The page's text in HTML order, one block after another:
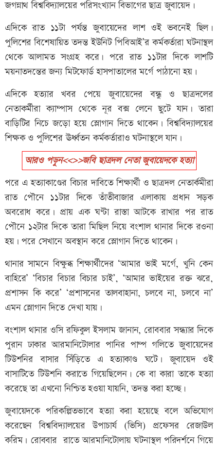
জগন্নাথ বিশ্ববিদ্যালয়ের পরিসংখ্যান বিভাগের ছাত্র জুবায়েদ।
এদিকে রাত ১১টা পর্যন্ত জুবায়েদের লাশ ওই ভবনেই ছিল।
পুলিশের বিশেষায়িত তদন্ত ইউনিট পিবিআই’র কর্মকর্তারা ঘটনাস্থল
থেকে আলামত সংগ্রহ করে। পরে রাত ১১টার দিকে লাশটি
ময়নাতদন্তের জন্য মিটফোর্ড হাসপাতালের মর্গে পাঠানো হয়।
এদিকে হত্যার খবর পেয়ে জুবায়েদের বন্ধু ও ছাত্রদলের
নেতাকর্মীরা ক্যাম্পাস থেকে নূর বক্স লেনে ছুটে যান। তারা
বাড়িটির নিচে জড়ো হয়ে স্লোগান দিতে থাকেন। বিশ্ববিদ্যালয়ের
শিক্ষক ও পুলিশের ঊর্ধ্বতন কর্মকর্তারাও ঘটনাস্থলে যান।
আরও পড়ুন<<>>জবি ছাত্রদল নেতা জুবায়েদকে হত্যা
পরে এ হত্যাকাণ্ডের বিচার দাবিতে শিক্ষার্থী ও ছাত্রদল নেতার্কমীরা
রাত পৌনে ১১টার দিকে তাঁতীবাজার এলাকায় প্রধান সড়ক
অবরোধ করে। প্রায় এক ঘণ্টা রাস্তা আটকে রাখার পর রাত
পৌনে ১২টার দিকে তারা মিছিল নিয়ে বংশাল থানার দিকে রওনা
হয়। পরে সেখানে অবস্থান করে স্লোগান দিতে থাকেন।
থানার সামনে বিক্ষুব্ধ শিক্ষার্থীদের ‘আমার ভাই মর্গে, খুনি কেন
বাহিরে’ ‘বিচার বিচার বিচার চাই’, ‘আমার ভাইয়ের রক্ত ঝরে,
প্রশাসন কি করে’ ‘প্রশাসনের তালবাহানা, চলবে না, চলবে না’
এমন স্লোগান দিতে দেখা যায়।
বংশাল থানার ওসি রফিকুল ইসলাম জানান, রোববার সন্ধ্যার দিকে
পুরান ঢাকার আরমানিটোলার পানির পাম্প গলিতে জুবায়েদের
টিউশনির বাসার সিঁড়িতে এ হত্যাকাণ্ড ঘটে। জুবায়েদ ওই
বাসাটিতে টিউশনি করাতে গিয়েছিলেন। কে বা কারা তাকে হত্যা
করেছে তা এখনো নিশ্চিত হওয়া যায়নি, তদন্ত করা হচ্ছে।
জুবায়েদকে পরিকল্পিতভাবে হত্যা করা হয়েছে বলে অভিযোগ
করেছেন বিশ্ববিদ্যালয়ের উপাচার্য (ভিসি) প্রফেসর রেজাউল
করিম। রোববার রাতে আরমানিটোলায় ঘটনাস্থল পরিদর্শনে গিয়ে